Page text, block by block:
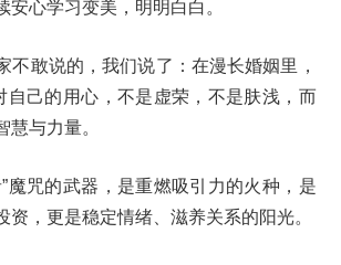
安心学习变美，明明白白。
不敢说的，我们说了：在漫长婚姻里，
自己的用心，不是虚荣，不是肤浅，而
慧与力量。
魔咒的武器，是重燃吸引力的火种，是
资，更是稳定情绪、滋养关系的阳光。